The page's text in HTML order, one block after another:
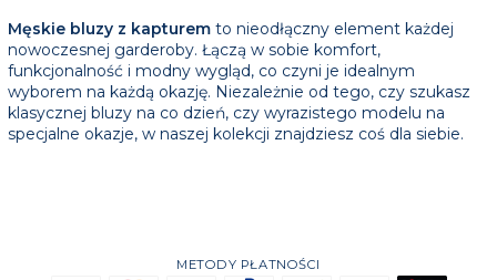
Męskie bluzy z kapturem to nieodłączny element każdej
nowoczesnej garderoby. Łączą w sobie komfort,
funkcjonalność i modny wygląd, co czyni je idealnym
wyborem na każdą okazję. Niezależnie od tego, czy szukasz
klasycznej bluzy na co dzień, czy wyrazistego modelu na
specjalne okazje, w naszej kolekcji znajdziesz coś dla siebie.
METODY PŁATNOŚCI